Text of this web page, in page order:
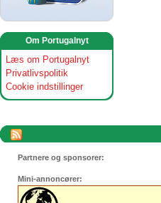
Om Portugalnyt
Læs om Portugalnyt
Privatlivspolitik
Cookie indstillinger
Partnere og sponsorer:
Mini-annoncører: